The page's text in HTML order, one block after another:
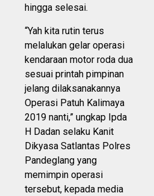
hingga selesai.
“Yah kita rutin terus
melalukan gelar operasi
kendaraan motor roda dua
sesuai printah pimpinan
jelang dilaksanakannya
Operasi Patuh Kalimaya
2019 nanti,” ungkap Ipda
H Dadan selaku Kanit
Dikyasa Satlantas Polres
Pandeglang yang
memimpin operasi
tersebut, kepada media